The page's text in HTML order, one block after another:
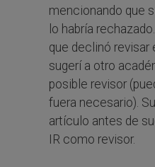
mencionando que
lo habría
que declinó revisar
sugerí a otro
posible revisor
fuera necesario).
artículo antes de
IR como revisor.